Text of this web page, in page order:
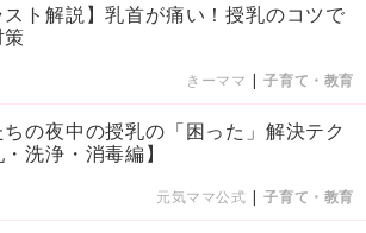
スト解説】乳首が痛い！授乳のコツで
きーママ |子育て・教育
ちの夜中の授乳の「困った」解決テク
・洗浄・消毒編】
元気ママ公式 |子育て・教育